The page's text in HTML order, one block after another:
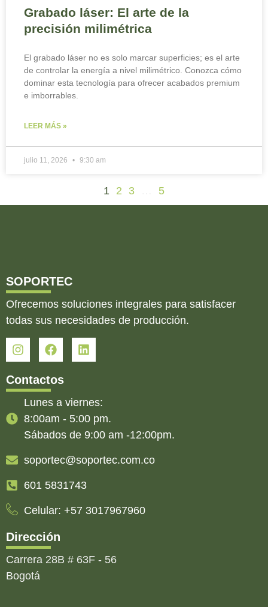
Grabado láser: El arte de la
precisión milimétrica
El grabado láser no es solo marcar superficies; es el arte
de controlar la energía a nivel milimétrico. Conozca cómo
dominar esta tecnología para ofrecer acabados premium
e imborrables.
LEER MÁS »
julio 11, 2026 9:30 am
1 2 3 5
SOPORTEC
Ofrecemos soluciones integrales para satisfacer
todas sus necesidades de producción.
Contactos
Lunes a viernes:
8:00am - 5:00 pm.
Sábados de 9:00 am -12:00pm.
soportec@soportec.com.co
601 5831743
Celular: +57 3017967960
Dirección
Carrera 28B # 63F - 56
Bogotá